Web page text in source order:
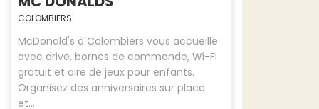
COLOMBIERS
McDonald's à Colombiers vous accueille
avec drive, bornes de commande, Wi-Fi
gratuit et aire de jeux pour enfants.
Organisez des anniversaires sur place
et...